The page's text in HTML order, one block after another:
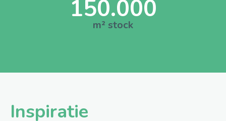
150.000
m² stock
Inspiratie